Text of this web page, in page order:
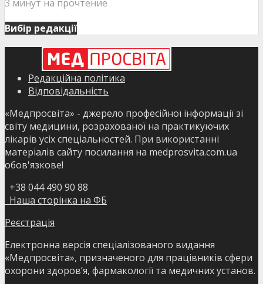
3 минут на прочтение
Вибір редакції
Редакційна політика
Відповідальність
«Медпросвіта» - джерело професійної інформації зі
світу медицини, розрахованої на практикуючих
лікарів усіх спеціальностей. При використанні
матеріалів сайту посилання на medprosvita.com.ua
обов'язкове!
+38 044 490 90 88
Наша сторінка на ФБ
Реєстрація
Електронна версія спеціалізованого видання
«Медпросвіта», призначеного для працівників сфери
охорони здоров’я, фармакології та медичних установ.